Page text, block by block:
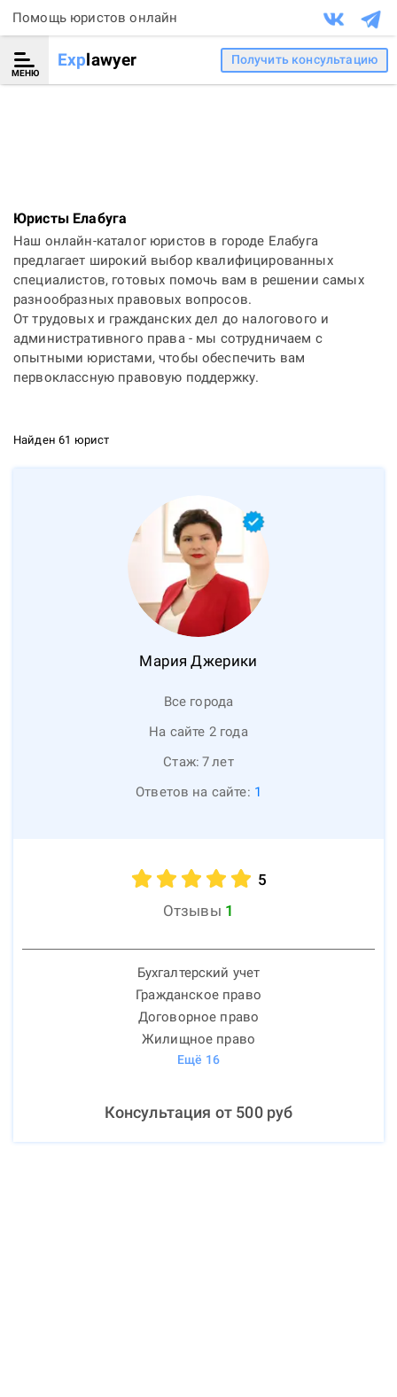
Помощь юристов онлайн
МЕНЮ
Explawyer Получить консультацию
Юристы Елабуга
Наш онлайн-каталог юристов в городе Елабуга
предлагает широкий выбор квалифицированных
специалистов, готовых помочь вам в решении самых
разнообразных правовых вопросов.
От трудовых и гражданских дел до налогового и
административного права - мы сотрудничаем с
опытными юристами, чтобы обеспечить вам
первоклассную правовую поддержку.
Найден 61 юрист
Мария Джерики
Все города
На сайте 2 года
Стаж: 7лет
Ответов на сайте: 1
5
Отзывы 1
Бухгалтерский учет
Гражданское право
Договорное право
Жилищное право
Ещё 16
Консультация от 500руб